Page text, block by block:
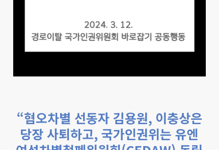
“혐오차별 선동자 김용원, 이충상은
당장 사퇴하고, 국가인권위는 유엔